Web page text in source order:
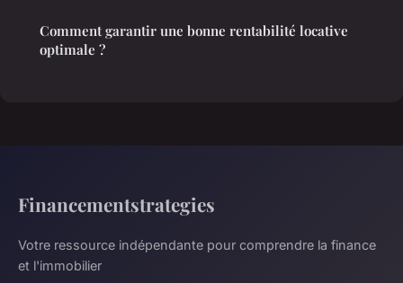
Comment garantir une bonne rentabilité locative
optimale ?
Financementstrategies
Votre ressource indépendante pour comprendre la finance
et l'immobilier